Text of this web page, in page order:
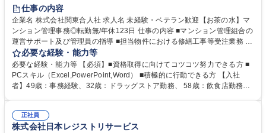
仕事の内容
企業名 株式会社関東合人社 求人名 未経験・ベテラン歓迎【お茶の水】マ
ンション管理事務◎転勤無/年休123日 仕事の内容 ■マンション管理組合の
運営サポート及び管理員の指導 ■担当物件における修繕工事等受注業務 ■
事務所内での事務業務等 ★異業界からの転職者が多数活躍しています
【年収補足】532万円 ＋別途インセンティヴで平均約100万円/年（昨年度
実績） ＋管理業務主任者資格手当50,000円/月 ★親会社である株式会社合
人社計画研究所社のグループ会社として、質の高いサービスと適性価格を
無/年休123日
必要な経験・能力等
必要な経験・能力等 【必須】■資格取得に向けてコツコツ努力できる方 ■
PCスキル（Excel,PowerPoint,Word） ■積極的に行動できる方 【入社
者】49歳：事務経験、32歳：ドラッグストア勤務、 58歳：飲食店勤務
得出来ております！ 【魅力】■フレックス制度、未経験からでも下限年収
を一律支給！ ■管理業務主任者資格取得後には50,000円/月の手当あり！
正社員
株式会社日本レジストリサービス